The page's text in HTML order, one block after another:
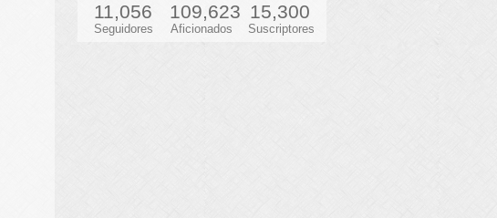
11,056
Seguidores
109,623
Aficionados
15,300
Suscriptores